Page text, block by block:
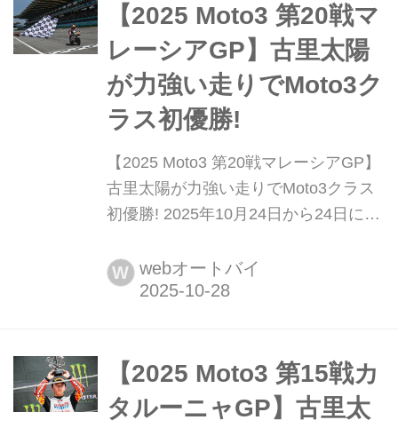
【2025 Moto3 第20戦マ
レーシアGP】古里太陽
が力強い走りでMoto3ク
ラス初優勝!
【2025 Moto3 第20戦マレーシアGP】
古里太陽が力強い走りでMoto3クラス
初優勝! 2025年10月24日から24日にか
サーキットにてMotoGP第20戦マレー
シアGPが行われた。
W webオートバイ
【2025 Moto3 第15戦カ
タルーニャGP】古里太